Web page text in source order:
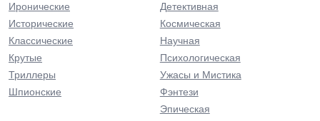
Иронические
Исторические
Классические
Крутые
Триллеры
Шпионские
Детективная
Космическая
Научная
Психологическая
Ужасы и Мистика
Фэнтези
Эпическая